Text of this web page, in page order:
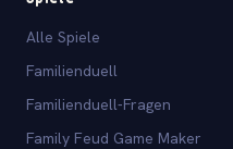
Alle Spiele
Familienduell
Familienduell-Fragen
Family Feud Game Maker